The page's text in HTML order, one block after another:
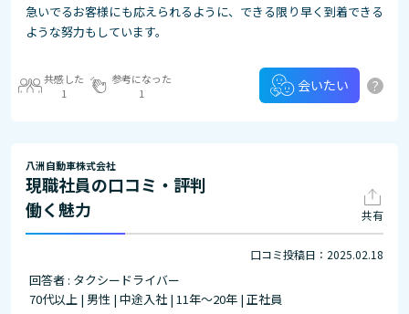
急いでるお客様にも応えられるように、できる限り早く到着できる
ような努力もしています。
共感した
1
参考になった
1
会いたい ?
八洲自動車株式会社
現職社員の口コミ・評判
働く魅力
共有
口コミ投稿日：2025.02.18
回答者 : タクシードライバー
70代以上 | 男性 | 中途入社 | 11年～20年 | 正社員